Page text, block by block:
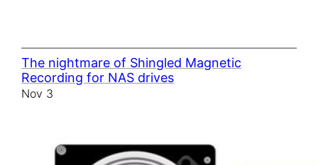
The nightmare of Shingled Magnetic
Recording for NAS drives
Nov 3